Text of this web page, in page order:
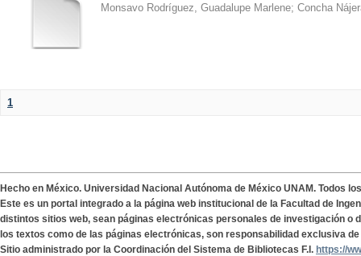
Monsavo Rodríguez, Guadalupe Marlene; Concha
1
Hecho en México. Universidad Nacional Autónoma de México UNAM. Todos
Este es un portal integrado a la página web institucional de la Facultad de
distintos sitios web, sean páginas electrónicas personales de investigación o
los textos como de las páginas electrónicas, son responsabilidad exclusiva
Sitio administrado por la Coordinación del Sistema de Bibliotecas F.I. https://